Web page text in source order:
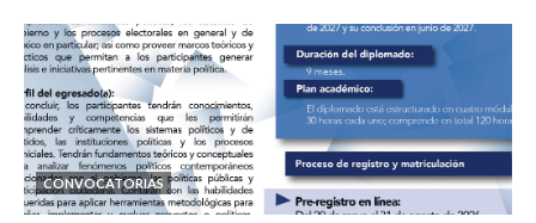
CONVOCATORIAS